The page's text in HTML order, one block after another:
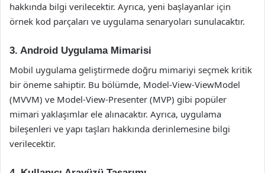
hakkında bilgi verilecektir. Ayrıca, yeni başlayanlar için
örnek kod parçaları ve uygulama senaryoları sunulacaktır.
3. Android Uygulama Mimarisi
Mobil uygulama geliştirmede doğru mimariyi seçmek kritik
bir öneme sahiptir. Bu bölümde, Model-View-ViewModel
(MVVM) ve Model-View-Presenter (MVP) gibi popüler
mimari yaklaşımlar ele alınacaktır. Ayrıca, uygulama
bileşenleri ve yapı taşları hakkında derinlemesine bilgi
verilecektir.